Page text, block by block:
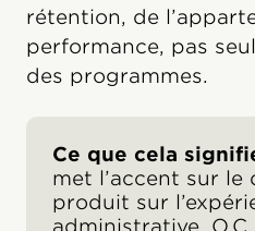
rétention, de
performance, pas
des programmes.
Ce que cela
met l’accent sur le
produit sur
administrative.